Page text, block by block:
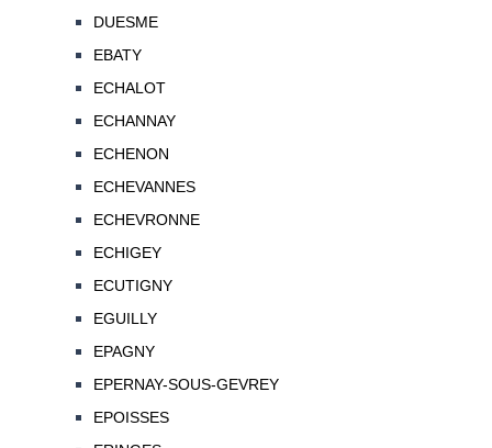
DUESME
EBATY
ECHALOT
ECHANNAY
ECHENON
ECHEVANNES
ECHEVRONNE
ECHIGEY
ECUTIGNY
EGUILLY
EPAGNY
EPERNAY-SOUS-GEVREY
EPOISSES